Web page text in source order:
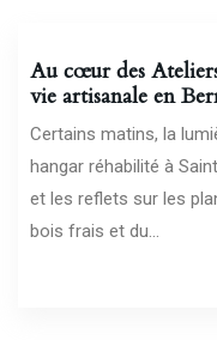
Au cœur des
vie artisanale en
Certains matins, la
hangar réhabilité à
et les reflets sur les
bois frais et du...